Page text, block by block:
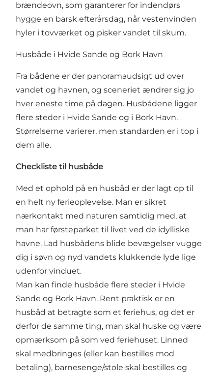
brændeovn, som garanterer for indendørs
hygge en barsk efterårsdag, når vestenvinden
hyler i tovværket og pisker vandet til skum.
Husbåde i Hvide Sande og Bork Havn
Fra bådene er der panoramaudsigt ud over
vandet og havnen, og sceneriet ændrer sig jo
hver eneste time på dagen. Husbådene ligger
flere steder i Hvide Sande og i Bork Havn.
Størrelserne varierer, men standarden er i top i
dem alle.
Checkliste til husbåde
Med et ophold på en husbåd er der lagt op til
en helt ny ferieoplevelse. Man er sikret
nærkontakt med naturen samtidig med, at
man har førsteparket til livet ved de idylliske
havne. Lad husbådens blide bevægelser vugge
dig i søvn og nyd vandets klukkende lyde lige
udenfor vinduet.
Man kan finde husbåde flere steder i Hvide
Sande og Bork Havn. Rent praktisk er en
husbåd at betragte som et feriehus, og det er
derfor de samme ting, man skal huske og være
opmærksom på som ved feriehuset. Linned
skal medbringes (eller kan bestilles mod
betaling), barnesenge/stole skal bestilles og